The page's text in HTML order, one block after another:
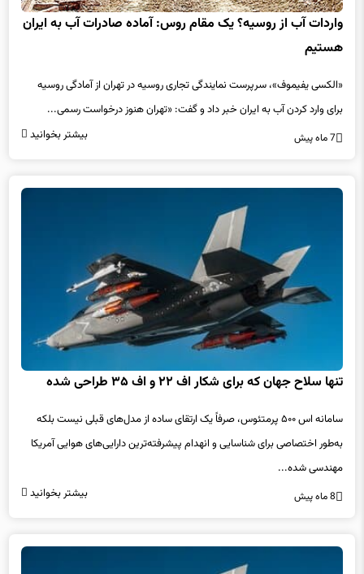
واردات آب از روسیه؟ یک مقام روس: آماده‌ صادرات آب به ایران
هستیم
«الکسی یفیموف»، سرپرست نمایندگی تجاری روسیه در تهران از آمادگی روسیه
برای وارد کردن آب به ایران خبر داد و گفت: «تهران هنوز درخواست رسمی...
7 ماه پیش بیشتر بخوانید
تنها سلاح جهان که برای شکار اف ۲۲ و اف ۳۵ طراحی شده
سامانه اس ۵۰۰ پرمتئوس، صرفاً یک ارتقای ساده از مدل‌های قبلی نیست بلکه
به‌طور اختصاصی برای شناسایی و انهدام پیشرفته‌ترین دارایی‌های هوایی آمریکا
مهندسی شده...
8 ماه پیش بیشتر بخوانید